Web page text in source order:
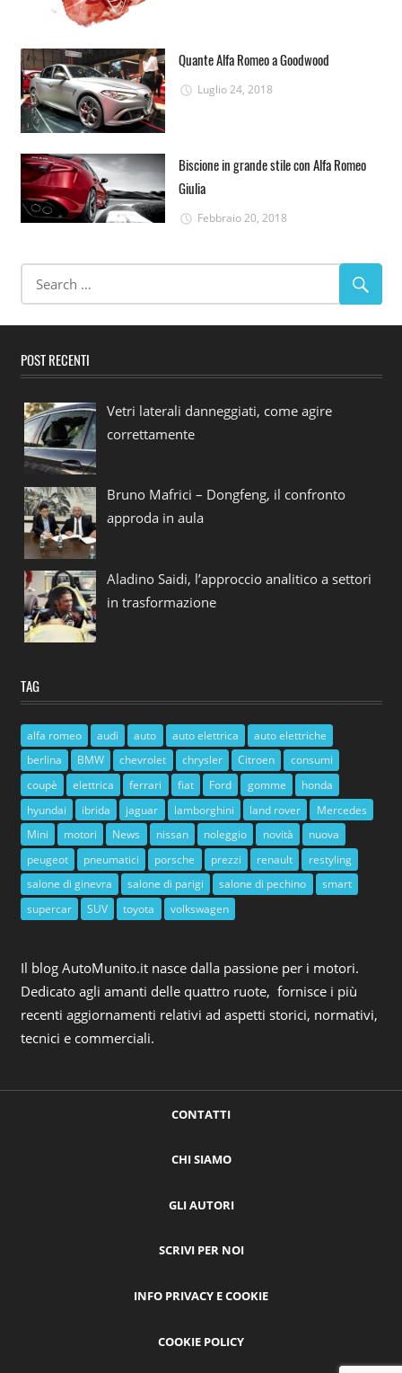
Quante Alfa Romeo a Goodwood
Luglio 24, 2018
Biscione in grande stile con Alfa Romeo
Giulia
Febbraio 20, 2018
POST RECENTI
Vetri laterali danneggiati, come agire
correttamente
Bruno Mafrici – Dongfeng, il confronto
approda in aula
Aladino Saidi, l’approccio analitico a settori
in trasformazione
TAG
alfa romeo audi auto auto elettrica
auto elettriche
berlina
BMW chevrolet chrysler Citroen
consumi
coupè
elettrica ferrari fiat Ford gomme
honda
hyundai
ibrida jaguar lamborghini land rover
Mercedes
Mini
motori News nissan noleggio novità
nuova
peugeot
pneumatici porsche prezzi renault
restyling
salone di ginevra
salone di parigi salone di pechino
smart
supercar
SUV toyota volkswagen
Il blog AutoMunito.it nasce dalla passione per i motori.
Dedicato agli amanti delle quattro ruote, fornisce i più
recenti aggiornamenti relativi ad aspetti storici, normativi,
tecnici e commerciali.
CONTATTI
CHI SIAMO
GLI AUTORI
SCRIVI PER NOI
INFO PRIVACY E COOKIE
COOKIE POLICY